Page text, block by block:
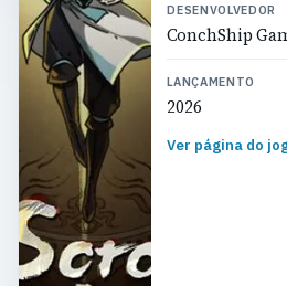
DESENVOLVEDOR
ConchShip
LANÇAMENTO
2026
Ver página do